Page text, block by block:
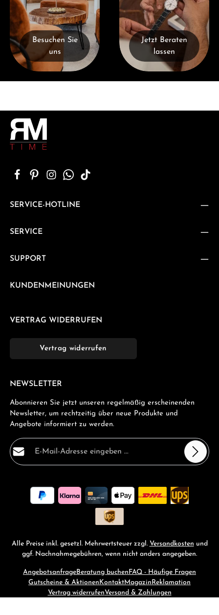
Besuchen Sie
uns
Jetzt Beraten
lassen
SERVICE-HOTLINE
SERVICE
SUPPORT
KUNDENMEINUNGEN
VERTRAG WIDERRUFEN
Vertrag widerrufen
NEWSLETTER
Abonnieren Sie jetzt unseren regelmäßig erscheinenden
Newsletter, um rechtzeitig über neue Produkte und
Angebote informiert zu werden.
E-Mail-Adresse*
Ich habe die
Datenschutzbestimmungen
zur Kenntnis
genommen und dieAGBgelesen und bin mit ihnen
Pflichtfelder.
Alle Preise inkl. gesetzl. Mehrwertsteuer zzgl. Versandkosten und
ggf. Nachnahmegebühren, wenn nicht anders angegeben.
AngebotsanfrageBeratung buchenFAQ - Häufige Fragen
Gutscheine & AktionenKontaktMagazinReklamation
Vertrag widerrufenVersand & Zahlungen